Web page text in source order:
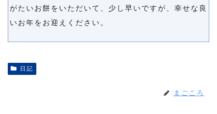
がたいお餅をいただいて、少し早いですが、幸せな良
いお年をお迎えください。
日記
まごころ